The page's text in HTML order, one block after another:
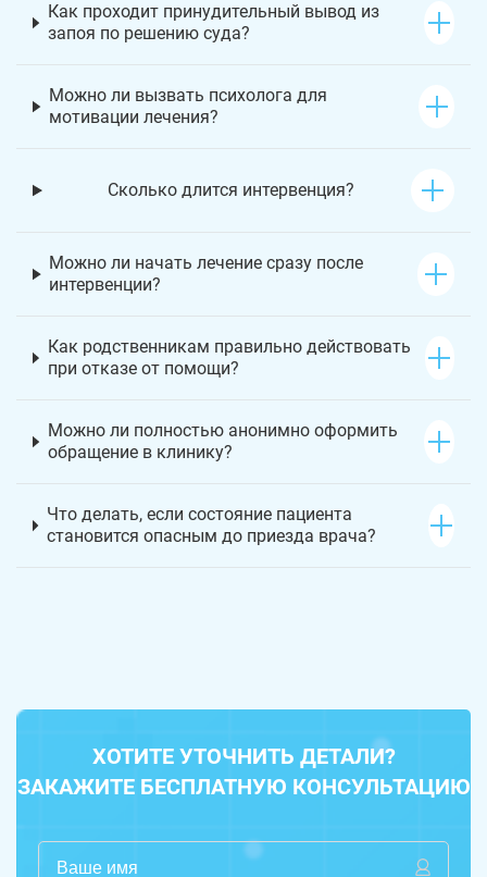
Как проходит принудительный вывод из
запоя по решению суда?
Можно ли вызвать психолога для
мотивации лечения?
Сколько длится интервенция?
Можно ли начать лечение сразу после
интервенции?
Как родственникам правильно действовать
при отказе от помощи?
Можно ли полностью анонимно оформить
обращение в клинику?
Что делать, если состояние пациента
становится опасным до приезда врача?
ХОТИТЕ УТОЧНИТЬ ДЕТАЛИ?
ЗАКАЖИТЕ БЕСПЛАТНУЮ КОНСУЛЬТАЦИЮ